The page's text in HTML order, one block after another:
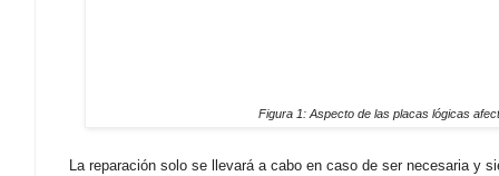
Figura 1: Aspecto de las placas lógicas
La reparación solo se llevará a cabo en caso de ser necesaria y